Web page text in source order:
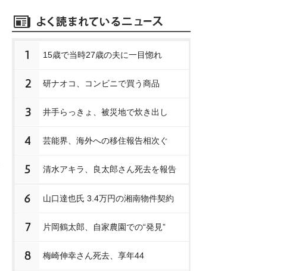
1 15歳で当時27歳の夫に一目惚れ
2 研ナオコ、コンビニで買う商品
3 井手らっきょ、被災地で炊き出し
4 芸能界、海外への移住報告相次ぐ
5 清水アキラ、良太郎さん死去を報告
6 山口達也氏 3.4万円の湘南物件契約
7 片岡鶴太郎、自家農園での“発見”
8 梅崎伸幸さん死去、享年44